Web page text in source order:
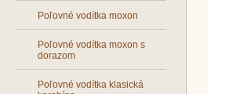
Poľovné vodítka moxon
Poľovné vodítka moxon s
dorazom
Poľovné vodítka klasická